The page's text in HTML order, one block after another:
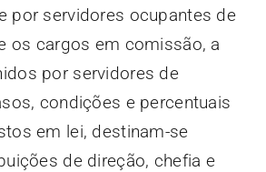
por servidores ocupantes de
os cargos em comissão, a
por servidores de
condições e percentuais
em lei, destinam-se
de direção, chefia e